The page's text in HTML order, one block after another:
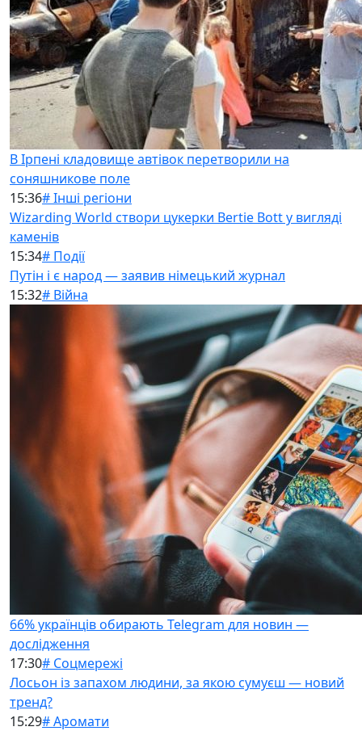
В Ірпені кладовище автівок перетворили на
соняшникове поле
15:36# Інші регіони
Wizarding World створи цукерки Bertie Bott у вигляді
каменів
15:34# Події
Путін і є народ — заявив німецький журнал
15:32# Війна
66% українців обирають Telegram для новин —
дослідження
17:30# Соцмережі
Лосьон із запахом людини, за якою сумуєш — новий
тренд?
15:29# Аромати